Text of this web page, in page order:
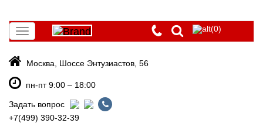
Toggle
navigation
(0)
Москва, Шоссе Энтузиастов, 56
пн-пт 9:00 – 18:00
Задать вопрос
+7(499) 390-32-39